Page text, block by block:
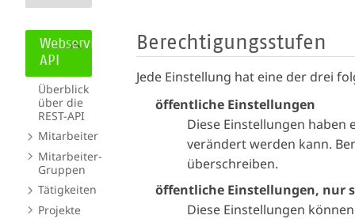
Webservice-
API
Überblick
über die
REST-API
Mitarbeiter
Mitarbeiter-
Gruppen
Tätigkeiten
Projekte
Berechtigungsstufen
Jede Einstellung hat eine der drei
öffentliche Einstellungen
Diese Einstellungen
verändert werden kann.
überschreiben.
öffentliche Einstellungen, nur
Diese Einstellungen